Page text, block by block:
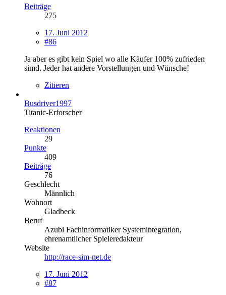
Beiträge
275
17. Juni 2012
#86
Ja aber es gibt kein Spiel wo alle Käufer 100% zufrieden
simd. Jeder hat andere Vorstellungen und Wünsche!
Zitieren
Busdriver1997
Titanic-Erforscher
Reaktionen
29
Punkte
409
Beiträge
76
Geschlecht
Männlich
Wohnort
Gladbeck
Beruf
Azubi Fachinformatiker Systemintegration,
ehrenamtlicher Spieleredakteur
Website
http://race-sim-net.de
17. Juni 2012
#87